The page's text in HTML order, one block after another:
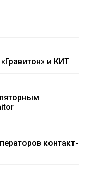
и КИТ
контакт-